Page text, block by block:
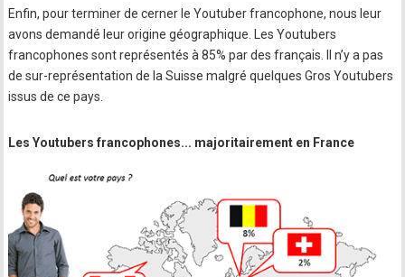
Enfin, pour terminer de cerner le Youtuber francophone, nous leur
avons demandé leur origine géographique. Les Youtubers
francophones sont représentés à 85% par des français. Il n’y a pas
de sur-représentation de la Suisse malgré quelques Gros Youtubers
issus de ce pays.
Les Youtubers francophones... majoritairement en France